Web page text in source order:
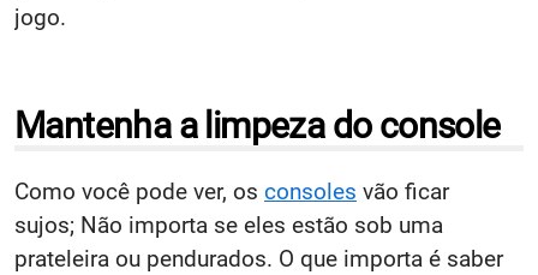
jogo.
Mantenha a limpeza do console
Como você pode ver, os consoles vão ficar
sujos; Não importa se eles estão sob uma
prateleira ou pendurados. O que importa é saber